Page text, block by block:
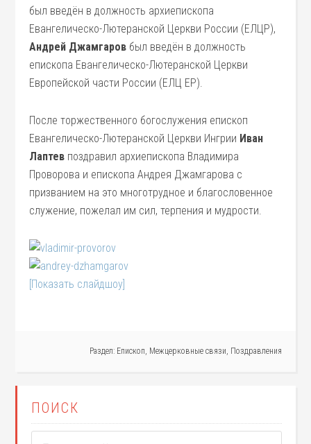
был введён в должность архиепископа
Евангелическо-Лютеранской Церкви России (ЕЛЦР),
Андрей Джамгаров был введён в должность
епископа Евангелическо-Лютеранской Церкви
Европейской части России (ЕЛЦ ЕР).
После торжественного богослужения епископ
Евангелическо-Лютеранской Церкви Ингрии Иван
Лаптев поздравил архиепископа Владимира
Проворова и епископа Андрея Джамгарова с
призванием на это многотрудное и благословенное
служение, пожелал им сил, терпения и мудрости.
[Показать слайдшоу]
Раздел: Епископ, Межцерковные связи, Поздравления
ПОИСК